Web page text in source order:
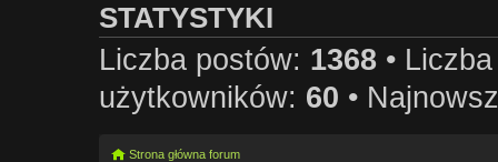
STATYSTYKI
Liczba postów: 1368•
użytkowników: 60 •
Strona główna forum